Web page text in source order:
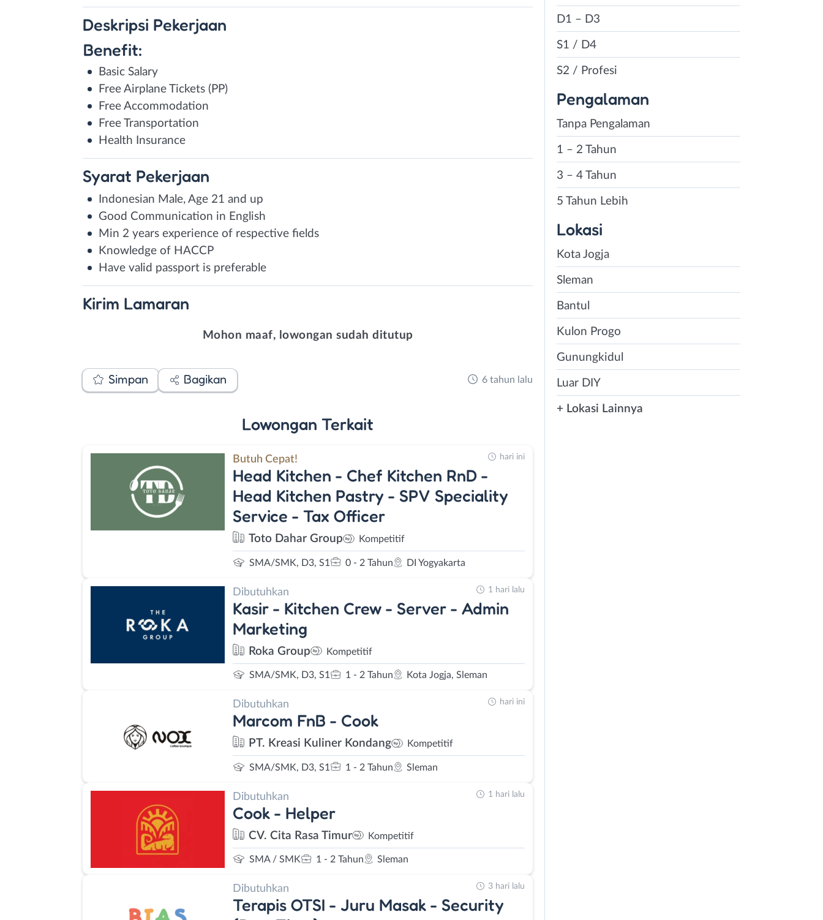
Deskripsi Pekerjaan
Benefit:
Basic Salary
Free Airplane Tickets (PP)
Free Accommodation
Free Transportation
Health Insurance
Syarat Pekerjaan
Indonesian Male, Age 21 and up
Good Communication in English
Min 2 years experience of respective fields
Knowledge of HACCP
Have valid passport is preferable
Kirim Lamaran
Mohon maaf, lowongan sudah ditutup
Simpan Bagikan 6 tahun lalu
Lowongan Terkait
Butuh Cepat!
Head Kitchen - Chef Kitchen RnD -
Head Kitchen Pastry - SPV Speciality
Service - Tax Officer
Toto Dahar Group Kompetitif
SMA/SMK, D3, S1 0 - 2 Tahun DI Yogyakarta
hari ini
Dibutuhkan
Kasir - Kitchen Crew - Server - Admin
Marketing
Roka Group Kompetitif
SMA/SMK, D3, S1 1 - 2 Tahun Kota Jogja, Sleman
1 hari lalu
Dibutuhkan
Marcom FnB - Cook
PT. Kreasi Kuliner Kondang Kompetitif
SMA/SMK, D3, S1 1 - 2 Tahun Sleman
hari ini
Dibutuhkan
Cook - Helper
CV. Cita Rasa Timur Kompetitif
SMA / SMK 1 - 2 Tahun Sleman
1 hari lalu
Dibutuhkan
Terapis OTSI - Juru Masak - Security
3 hari lalu
D1 – D3
S1 / D4
S2 / Profesi
Pengalaman
Tanpa Pengalaman
1 – 2 Tahun
3 – 4 Tahun
5 Tahun Lebih
Lokasi
Kota Jogja
Sleman
Bantul
Kulon Progo
Gunungkidul
Luar DIY
+ Lokasi Lainnya